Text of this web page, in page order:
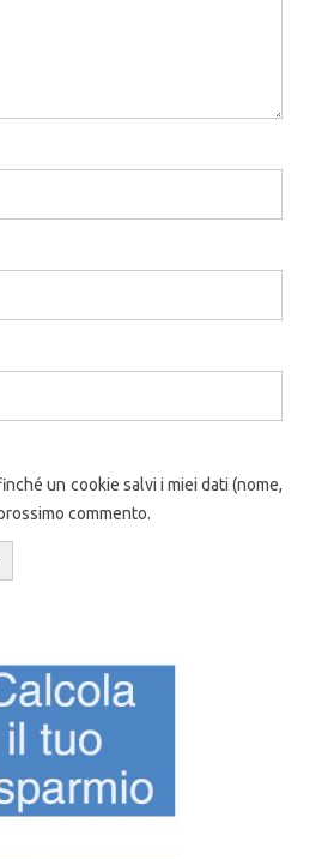
un cookie salvi i miei dati (nome,
commento.